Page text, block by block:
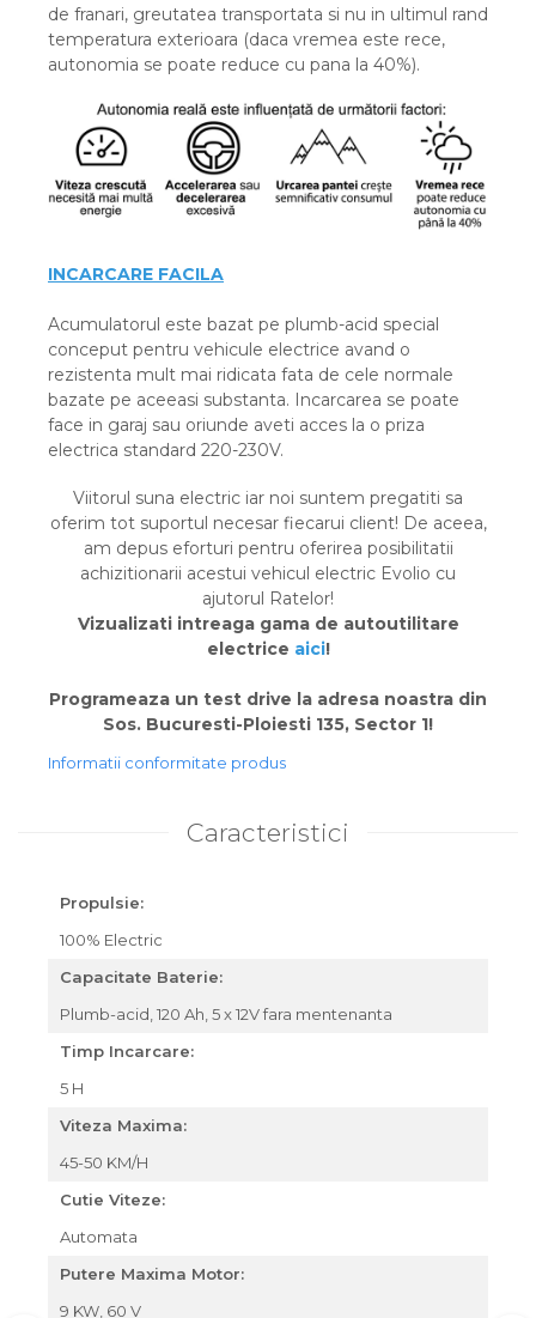
de franari, greutatea transportata si nu in ultimul rand
temperatura exterioara (daca vremea este rece,
autonomia se poate reduce cu pana la 40%).
INCARCARE FACILA
Acumulatorul este bazat pe plumb-acid special
conceput pentru vehicule electrice avand o
rezistenta mult mai ridicata fata de cele normale
bazate pe aceeasi substanta. Incarcarea se poate
face in garaj sau oriunde aveti acces la o priza
electrica standard 220-230V.
Viitorul suna electric iar noi suntem pregatiti sa
oferim tot suportul necesar fiecarui client! De aceea,
am depus eforturi pentru oferirea posibilitatii
achizitionarii acestui vehicul electric Evolio cu
ajutorul Ratelor!
Vizualizati intreaga gama de autoutilitare
electrice aici!
Programeaza un test drive la adresa noastra din
Sos. Bucuresti-Ploiesti 135, Sector 1!
Informatii conformitate produs
Caracteristici
Propulsie:
100% Electric
Capacitate Baterie:
Plumb-acid, 120 Ah, 5 x 12V fara mentenanta
Timp Incarcare:
5 H
Viteza Maxima:
45-50 KM/H
Cutie Viteze:
Automata
Putere Maxima Motor:
9 KW, 60 V